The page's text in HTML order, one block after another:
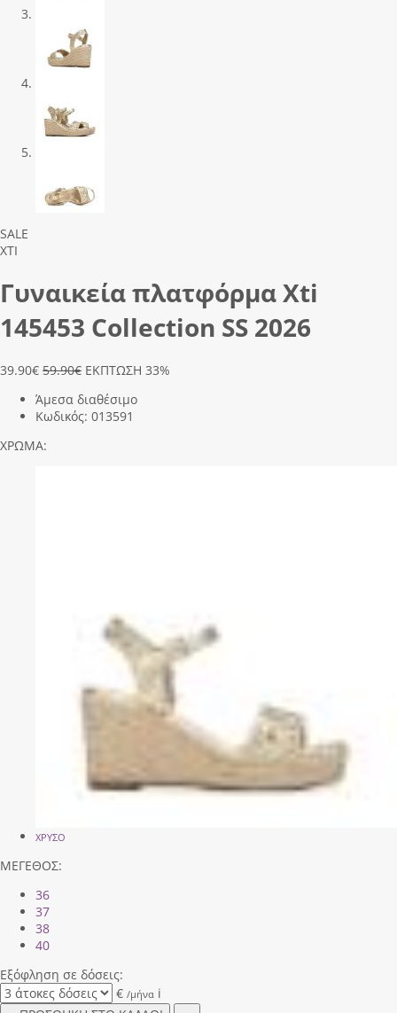
Previous
Next
SALE
XTI
Γυναικεία πλατφόρμα Xti
145453 Collection SS 2026
39.90€ 59.90€ ΕΚΠΤΩΣΗ 33%
Άμεσα διαθέσιμο
Κωδικός: 013591
ΧΡΩΜΑ:
ΧΡΥΣΟ
ΜΕΓΕΘΟΣ:
36
37
38
40
Εξόφληση σε δόσεις:
€ /μήνα i